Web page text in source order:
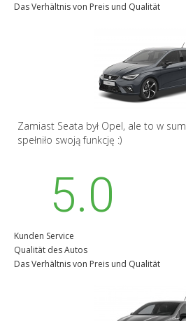
Das Verhältnis von Preis und Qualität
Zamiast Seata był Opel, ale to w
spełniło swoją funkcję :)
5.0
Kunden Service
Qualität des Autos
Das Verhältnis von Preis und Qualität